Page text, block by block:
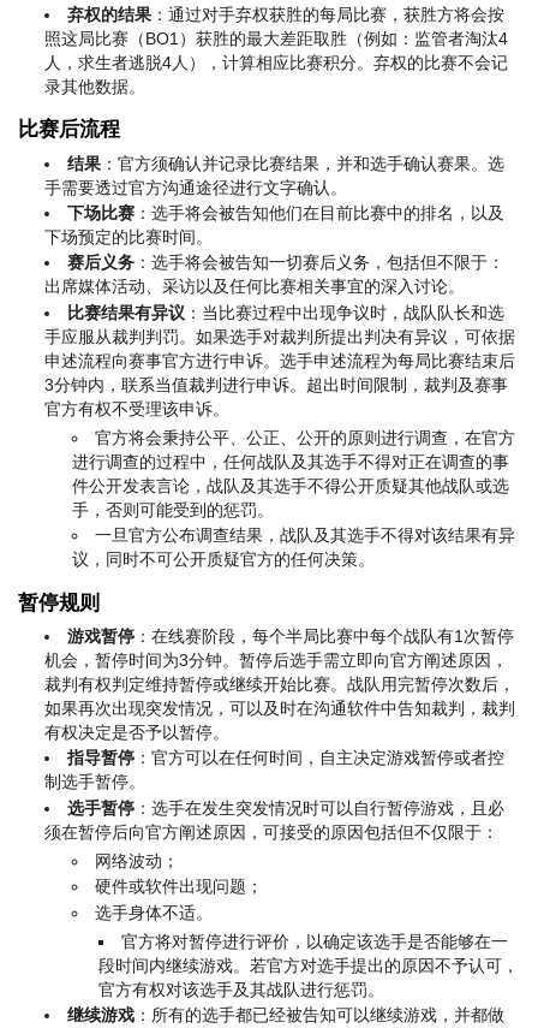
弃权的结果 ：通过对手弃权获胜的每局比赛，获胜方将会按
照这局比赛（BO1）获胜的最大差距取胜（例如：监管者淘汰4
人，求生者逃脱4人），计算相应比赛积分。弃权的比赛不会记
录其他数据。
比赛后流程
结果 ：官方须确认并记录比赛结果，并和选手确认赛果。选
手需要透过官方沟通途径进行文字确认。
下场比赛 ：选手将会被告知他们在目前比赛中的排名，以及
下场预定的比赛时间。
赛后义务 ：选手将会被告知一切赛后义务，包括但不限于：
出席媒体活动、采访以及任何比赛相关事宜的深入讨论。
比赛结果有异议 ：当比赛过程中出现争议时，战队队长和选
手应服从裁判判罚。如果选手对裁判所提出判决有异议，可依据
申述流程向赛事官方进行申诉。选手申述流程为每局比赛结束后
3分钟内，联系当值裁判进行申诉。超出时间限制，裁判及赛事
官方有权不受理该申诉。
官方将会秉持公平、公正、公开的原则进行调查，在官方
进行调查的过程中，任何战队及其选手不得对正在调查的事
件公开发表言论，战队及其选手不得公开质疑其他战队或选
手，否则可能受到的惩罚。
一旦官方公布调查结果，战队及其选手不得对该结果有异
议，同时不可公开质疑官方的任何决策。
暂停规则
游戏暂停 ：在线赛阶段，每个半局比赛中每个战队有1次暂停
机会，暂停时间为3分钟。暂停后选手需立即向官方阐述原因，
裁判有权判定维持暂停或继续开始比赛。战队用完暂停次数后，
如果再次出现突发情况，可以及时在沟通软件中告知裁判，裁判
有权决定是否予以暂停。
指导暂停 ：官方可以在任何时间，自主决定游戏暂停或者控
制选手暂停。
选手暂停 ：选手在发生突发情况时可以自行暂停游戏，且必
须在暂停后向官方阐述原因，可接受的原因包括但不仅限于：
网络波动；
硬件或软件出现问题；
选手身体不适。
官方将对暂停进行评价，以确定该选手是否能够在一
段时间内继续游戏。若官方对选手提出的原因不予认可，
官方有权对该选手及其战队进行惩罚。
继续游戏 ：所有的选手都已经被告知可以继续游戏，并都做